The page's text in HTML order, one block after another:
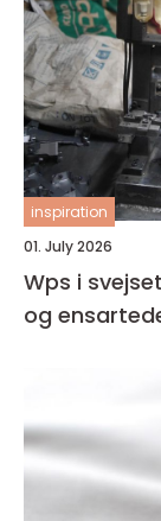
inspiration
01. July 2026
Wps i
og